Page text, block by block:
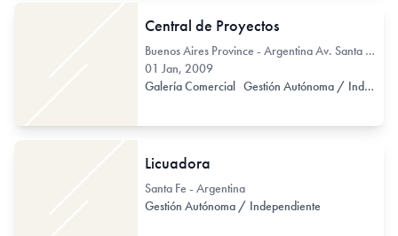
Central de Proyectos
Buenos Aires Province - Argentina Av. Santa Fe 2729
01 Jan, 2009
Galería Comercial Gestión Autónoma / Independiente
Licuadora
Santa Fe - Argentina
Gestión Autónoma / Independiente